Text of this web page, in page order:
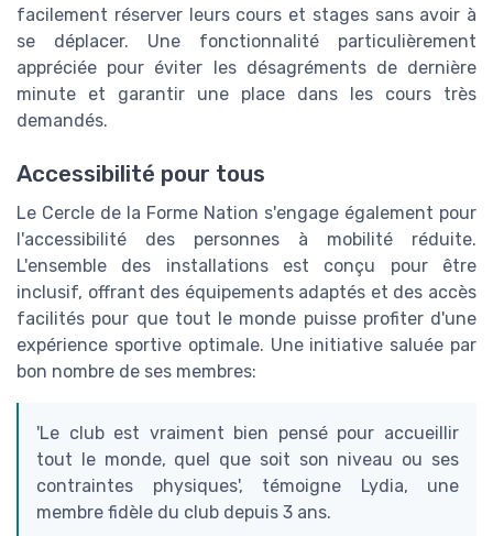
facilement réserver leurs cours et stages sans avoir à
se déplacer. Une fonctionnalité particulièrement
appréciée pour éviter les désagréments de dernière
minute et garantir une place dans les cours très
demandés.
Accessibilité pour tous
Le Cercle de la Forme Nation s'engage également pour
l'accessibilité des personnes à mobilité réduite.
L'ensemble des installations est conçu pour être
inclusif, offrant des équipements adaptés et des accès
facilités pour que tout le monde puisse profiter d'une
expérience sportive optimale. Une initiative saluée par
bon nombre de ses membres:
'Le club est vraiment bien pensé pour accueillir
tout le monde, quel que soit son niveau ou ses
contraintes physiques', témoigne Lydia, une
membre fidèle du club depuis 3 ans.